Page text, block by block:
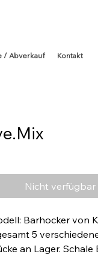
/ Abverkauf Kontakt
Nicht verfügbar
Barhocker von
5
an Lager. Schale